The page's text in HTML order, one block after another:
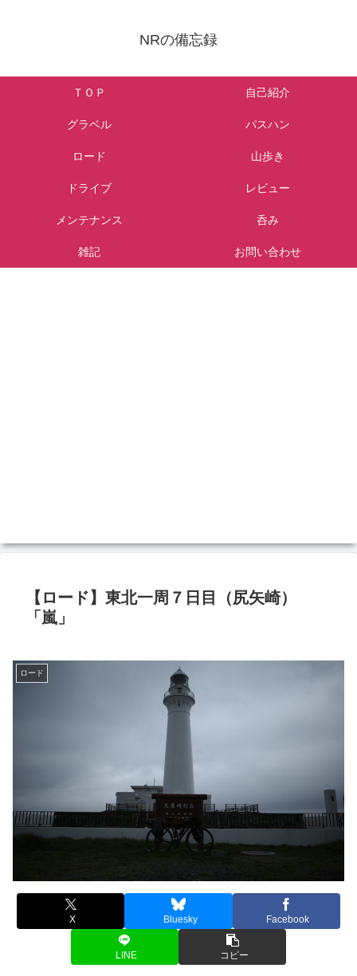
NRの備忘録
ＴＯＰ 自己紹介
グラベル パスハン
ロード 山歩き
ドライブ レビュー
メンテナンス 呑み
雑記 お問い合わせ
【ロード】東北一周７日目（尻矢崎）
「嵐」
ロード
X Bluesky Facebook
LINE コピー